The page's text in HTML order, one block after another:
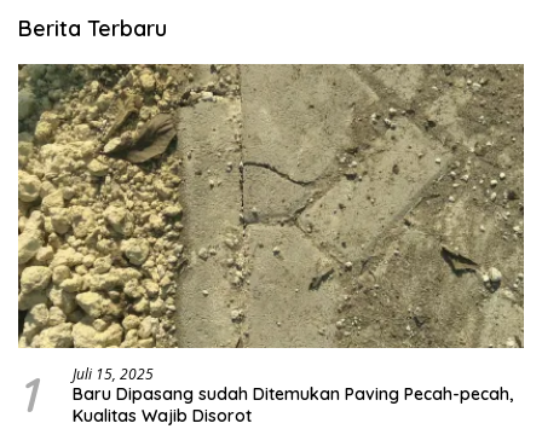
Berita Terbaru
1 Juli 15, 2025
Baru Dipasang sudah Ditemukan Paving Pecah-pecah,
Kualitas Wajib Disorot